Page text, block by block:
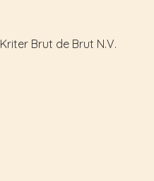
Kriter Brut de Brut N.V.